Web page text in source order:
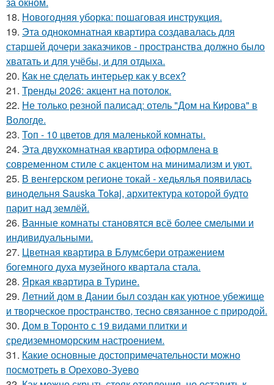
18. Новогодняя уборка: пошаговая инструкция.
19. Эта однокомнатная квартира создавалась для
старшей дочери заказчиков - пространства должно было
хватать и для учёбы, и для отдыха.
20. Как не сделать интерьер как у всех?
21. Тренды 2026: акцент на потолок.
22. Не только резной палисад: отель "Дом на Кирова" в
Вологде.
23. Топ - 10 цветов для маленькой комнаты.
24. Эта двухкомнатная квартира оформлена в
современном стиле с акцентом на минимализм и уют.
25. В венгерском регионе токай - хедьялья появилась
винодельня Sauska Tokaj, архитектура которой будто
парит над землёй.
26. Ванные комнаты становятся всё более смелыми и
индивидуальными.
27. Цветная квартира в Блумсбери отражением
богемного духа музейного квартала стала.
28. Яркая квартира в Турине.
29. Летний дом в Дании был создан как уютное убежище
и творческое пространство, тесно связанное с природой.
30. Дом в Торонто с 19 видами плитки и
средиземноморским настроением.
31. Какие основные достопримечательности можно
посмотреть в Орехово-Зуево